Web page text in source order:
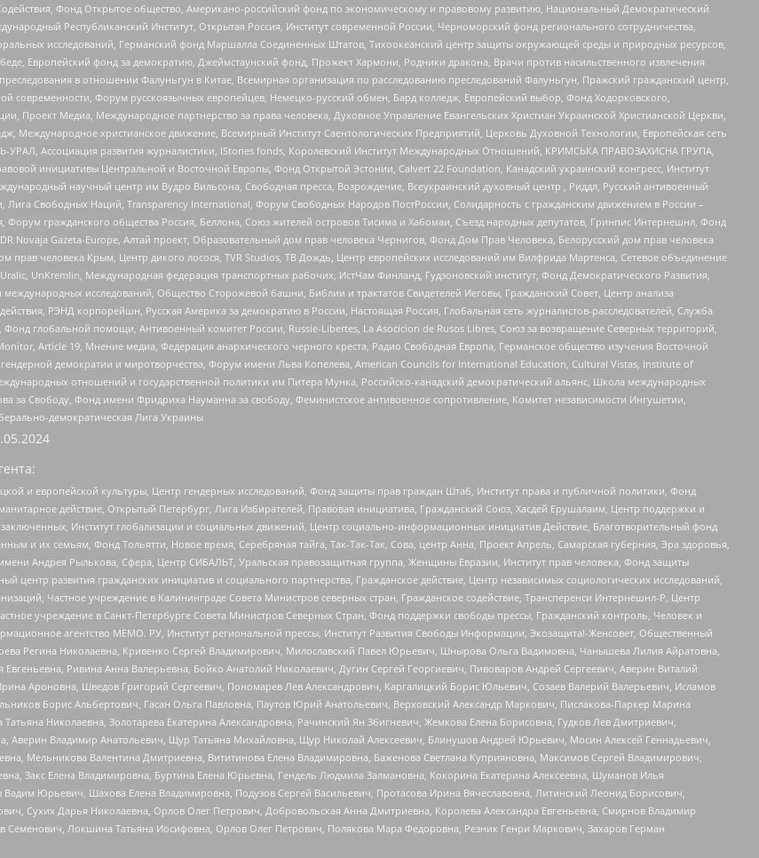
Фонд Открытое общество, Американо-российский фонд по экономическому и правовому развитию, Национальный Демократический
Республиканский Институт, Открытая Россия, Институт современной России, Черноморский фонд регионального сотрудничества,
исследований, Германский фонд Маршалла Соединенных Штатов, Тихоокеанский центр защиты окружающей среды и природных ресурсов,
Европейский фонд за демократию, Джеймстаунский фонд, Прожект Хармони, Родники дракона, Врачи против насильственного извлечения
в отношении Фалуньгун в Китае, Всемирная организация по расследованию преследований Фалуньгун, Пражский гражданский центр,
современности, Форум русскоязычных европейцев, Немецко-русский обмен, Бард колледж, Европейский выбор, Фонд Ходорковского,
Медиа, Международное партнерство за права человека, Духовное Управление Евангельских Христиан Украинской Христианской Церкви,
христианское движение, Всемирный Институт Саентологических Предприятий, Церковь Духовной Технологии, Европейская сеть
Ассоциация развития журналистики, IStories fonds, Королевский Институт Международных Отношений, КРИМСЬКА ПРАВОЗАХИСНА ГРУПА,
инициативы Центральной и Восточной Европы, Фонд Открытой Эстонии, Calvert 22 Foundation, Канадский украинский конгресс, Институт
научный центр им Вудро Вильсона, Свободная пресса, Возрождение, Всеукраинский духовный центр , Риддл, Русский антивоенный
Свободных Наций, Transparеncy International, Форум Свободных Народов ПостРоссии, Солидарность с гражданским движением в России –
Форум гражданского общества Россия, Беллона, Союз жителей островов Тисима и Хабомаи, Съезд народных депутатов, Гринпис Интернешнл, Фонд
Novaja Gazeta-Europe, Алтай проект, Образовательный дом прав человека Чернигов, Фонд Дом Прав Человека, Белорусский дом прав человека
прав человека Крым, Центр дикого лосося, TVR Studios, ТВ Дождь, Центр европейских исследований им Вилфрида Мартенса, Сетевое объединение
UnKremlin, Международная федерация транспортных рабочих, ИстЧам Финланд, Гудзоновский институт, Фонд Демократического Развития,
исследований, Общество Сторожевой башни, Библии и трактатов Свидетелей Иеговы, Гражданский Совет, Центр анализа
РЭНД корпорейшн, Русская Америка за демократию в России, Настоящая Россия, Глобальная сеть журналистов-расследователей, Служба
глобальной помощи, Антивоенный комитет России, Russie-Libertes, La Asocicion de Rusos Libres, Союз за возвращение Северных территорий,
Article 19, Мнение медиа, Федерация анархического черного креста, Радио Свободная Европа, Германское общество изучения Восточной
демократии и миротворчества, Форум имени Льва Копелева, American Councils for International Education, Cultural Vistas, Institute of
отношений и государственной политики им Питера Мунка, Российско-канадский демократический альянс, Школа международных
Свободу, Фонд имени Фридриха Науманна за свободу, Феминистское антивоенное сопротивление, Комитет независимости Ингушетии,
демократическая Лига Украины
и европейской культуры, Центр гендерных исследований, Фонд защиты прав граждан Штаб, Институт права и публичной политики, Фонд
действие, Открытый Петербург, Лига Избирателей, Правовая инициатива, Гражданский Союз, Хасдей Ерушалаим, Центр поддержки и
Институт глобализации и социальных движений, Центр социально-информационных инициатив Действие, Благотворительный фонд
и их семьям, Фонд Тольятти, Новое время, Серебряная тайга, Так-Так-Так, Сова, центр Анна, Проект Апрель, Самарская губерния, Эра здоровья,
Андрея Рылькова, Сфера, Центр СИБАЛЬТ, Уральская правозащитная группа, Женщины Евразии, Институт прав человека, Фонд защиты
центр развития гражданских инициатив и социального партнерства, Гражданское действие, Центр независимых социологических исследований,
Частное учреждение в Калининграде Совета Министров северных стран, Гражданское содействие, Трансперенси Интернешнл-Р, Центр
учреждение в Санкт-Петербурге Совета Министров Северных Стран, Фонд поддержки свободы прессы, Гражданский контроль, Человек и
агентство МЕМО. РУ, Институт региональной прессы, Институт Развития Свободы Информации, Экозащита!-Женсовет, Общественный
Регина Николаевна, Кривенко Сергей Владимирович, Милославский Павел Юрьевич, Шнырова Ольга Вадимовна, Чанышева Лилия Айратовна,
Ривина Анна Валерьевна, Бойко Анатолий Николаевич, Дугин Сергей Георгиевич, Пивоваров Андрей Сергеевич, Аверин Виталий
Ароновна, Шведов Григорий Сергеевич, Пономарев Лев Александрович, Каргалицкий Борис Юльевич, Созаев Валерий Валерьевич, Исламов
Борис Альбертович, Гасан Ольга Павловна, Паутов Юрий Анатольевич, Верховский Александр Маркович, Пислакова-Паркер Марина
Николаевна, Золотарева Екатерина Александровна, Рачинский Ян Збигневич, Жемкова Елена Борисовна, Гудков Лев Дмитриевич,
Аверин Владимир Анатольевич, Щур Татьяна Михайловна, Щур Николай Алексеевич, Блинушов Андрей Юрьевич, Мосин Алексей Геннадьевич,
Мельникова Валентина Дмитриевна, Вититинова Елена Владимировна, Баженова Светлана Куприяновна, Максимов Сергей Владимирович,
Закс Елена Владимировна, Буртина Елена Юрьевна, Гендель Людмила Залмановна, Кокорина Екатерина Алексеевна, Шуманов Илья
Юрьевич, Шахова Елена Владимировна, Подузов Сергей Васильевич, Протасова Ирина Вячеславовна, Литинский Леонид Борисович,
Сухих Дарья Николаевна, Орлов Олег Петрович, Добровольская Анна Дмитриевна, Королева Александра Евгеньевна, Смирнов Владимир
Локшина Татьяна Иосифовна, Орлов Олег Петрович, Полякова Мара Федоровна, Резник Генри Маркович, Захаров Герман